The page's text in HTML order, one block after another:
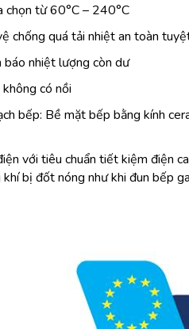
chọn từ 60°C – 240°C
chống quá tải nhiệt an toàn
báo nhiệt lượng còn dư
có nồi
bếp: Bề mặt bếp bằng kính
với tiêu chuẩn tiết kiệm điện
bị đốt nóng như khi đun bếp